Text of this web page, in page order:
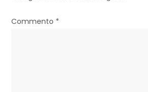
o
Commento *